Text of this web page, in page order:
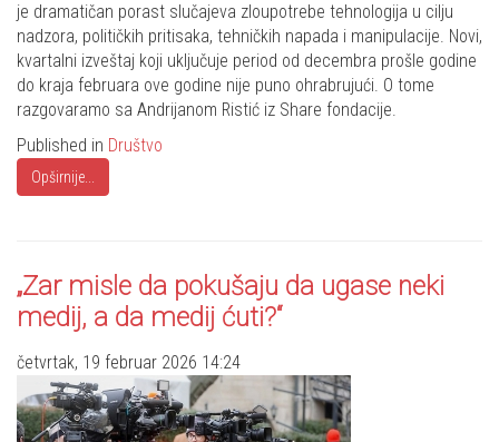
je dramatičan porast slučajeva zloupotrebe tehnologija u cilju
nadzora, političkih pritisaka, tehničkih napada i manipulacije. Novi,
kvartalni izveštaj koji uključuje period od decembra prošle godine
do kraja februara ove godine nije puno ohrabrujući. O tome
razgovaramo sa Andrijanom Ristić iz Share fondacije.
Published in Društvo
Opširnije...
„Zar misle da pokušaju da ugase neki
medij, a da medij ćuti?“
četvrtak, 19 februar 2026 14:24